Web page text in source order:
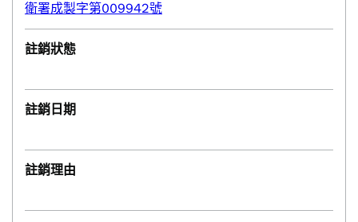
衛署成製字第009942號
註銷狀態
註銷日期
註銷理由